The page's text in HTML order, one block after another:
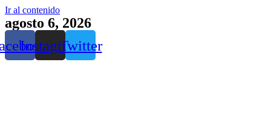
Ir al contenido
agosto 6, 2026
InstagramTwitter